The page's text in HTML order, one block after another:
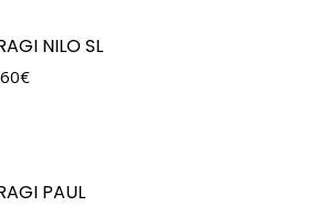
NILO SL
€
PAUL